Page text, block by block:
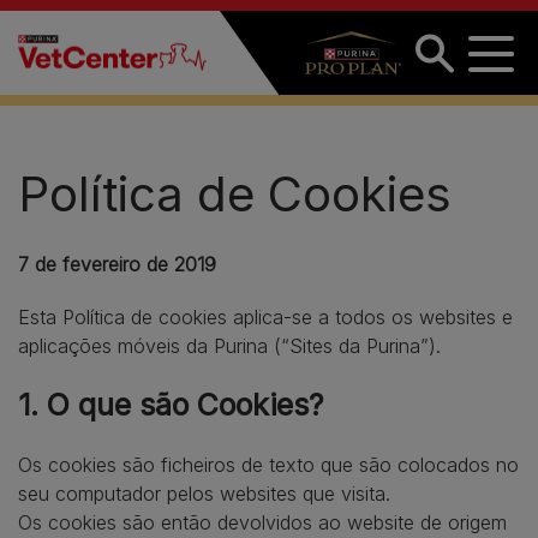
Passar para o conteúdo principal
Política de Cookies
7 de fevereiro de 2019
Esta Política de cookies aplica-se a todos os websites e
aplicações móveis da Purina (“Sites da Purina”).
1. O que são Cookies?
Os cookies são ficheiros de texto que são colocados no
seu computador pelos websites que visita.
Os cookies são então devolvidos ao website de origem